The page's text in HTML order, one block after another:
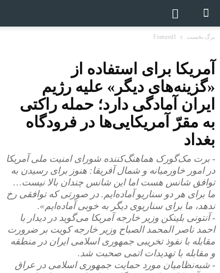
برگ نخست Featured1
آمریکا برای استفاده از
«گزینه‌های دیگر» علیه رژیم
ایران آمادگی دارد؛ حمله راکتی
به مقرّ آمریکایی‌ها در فرودگاه
بغداد
- برت مک‌گورک هماهنگ‌کننده شورای امنیت ملی آمریکا
در امور خاورمیانه و شمال آفریقا: هنوز برای رسیدن به
توافق شانس هست اما این شانس چندان بالا نیست…
ما برای هر دو سناریو آماده‌ایم. در صورتی که توافقی رخ
ندهد، ما برای سناریوی دیگر به‌ خوبی آماده‌ایم».
- آنتونی بلینکن وزیر خارجه آمریکا می‌گوید در دیدار با
احمد ناصر المحمد الصباح وزیر خارجه کویت بر ضرورت
مقابله با نفوذ تخریبی جمهوری اسلامی ایران در منطقه
و مقابله با تهدیدات اتمی صحبت شد.
- شبه‌نظامیان مورد حمایت جمهوری اسلامی در عراق